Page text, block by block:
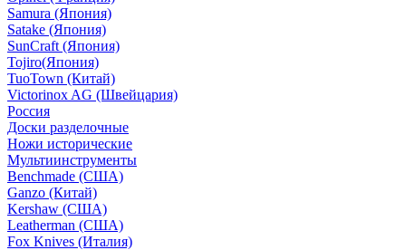
Samura (Япония)
Satake (Япония)
SunCraft (Япония)
Tojiro(Япония)
TuoTown (Китай)
Victorinox AG (Швейцария)
Россия
Доски разделочные
Ножи исторические
Мультиинструменты
Benchmade (США)
Ganzo (Китай)
Kershaw (США)
Leatherman (США)
Fox Knives (Италия)